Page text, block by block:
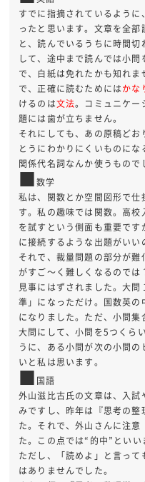
すでに指摘されているよう
ったと思います。文章を全
と、読んでいるうちに時間
して、途中まで読んでは小
で、白紙は免れたかも知れ
で、正確に読むためにはかな
けるのは文法。コミュニケー
題には歯が立ちません。
それにしても、あの原稿ど
とうにわかりにくいものに
関係代名詞なんか使うもので
■数学
私は、関数とか空間図形で
す。私の趣味では関数。高
を試すという側面も重要で
に接続するような出題がいい
それで、裁量問題の部分が
がすご～く難しくなるので
見事にはずされました。大
準」になっただけ。国数英
になりました。ただ、小問集
大問にして、小問を5つくら
うに、ある小問が次の小問
いと私は思います。
■ 国語
外山滋比古氏の文章は、入
みですし、昨年は『思考の
た。それで、外山さんに注
た。この点では“的中”といい
ただし、「読めよ」と言っ
はありませんでした。